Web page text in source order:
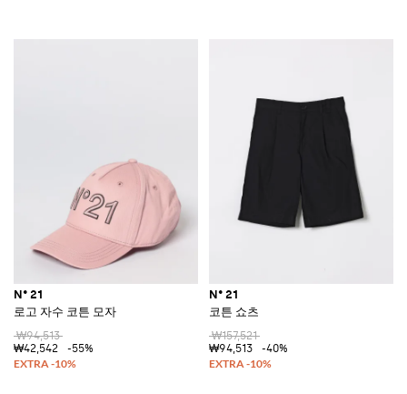
N° 21
로고 자수 코튼 모자
₩94,513
₩42,542
-55%
N° 21
코튼 쇼츠
₩157,521
₩94,513
-40%